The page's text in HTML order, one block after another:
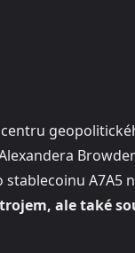
A7A5
ale také